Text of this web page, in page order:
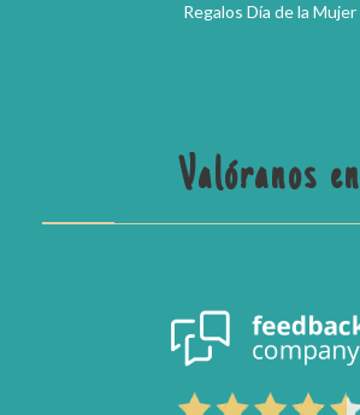
Regalos Día de la Mujer
Valóranos en